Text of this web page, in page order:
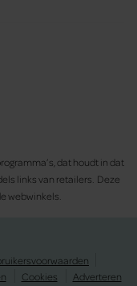
dat houdt in dat
links van retailers. Deze
webwinkels.
Cookies Adverteren